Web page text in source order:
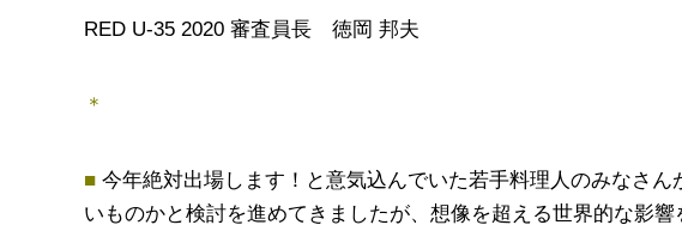
RED U-35 2020 審査員長 徳岡 邦夫
＊
■ 今年絶対出場します！と意気込んでいた若手料理人のみなさ
いものかと検討を進めてきましたが、想像を超える世界的な影